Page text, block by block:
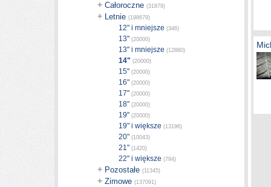
+ Całoroczne (31879)
+ Letnie (198679)
12" i mniejsze (346)
13" (20000)
13" i mniejsze (12880)
14" (20000)
15" (20000)
16" (20000)
17" (20000)
18" (20000)
19" (20000)
19" i większe (13196)
20" (10043)
21" (1420)
22" i większe (794)
+ Pozostałe (11345)
+ Zimowe (137091)